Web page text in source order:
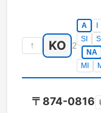
↑ KO 2
A
SI
NA
MI
〒 874-0816